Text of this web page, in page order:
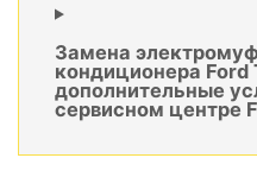
Замена
кондиционера Ford
дополнительные
сервисном центре